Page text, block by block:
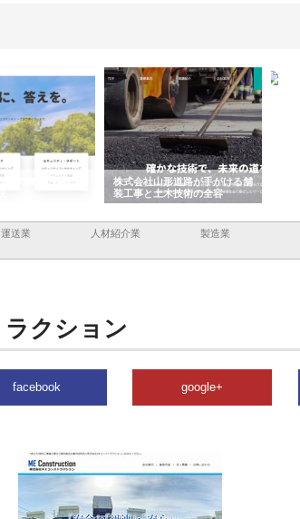
Ａの事業内容と強
株式会社山形道路が手がける舗
装工事と土木技術の全容
運送業 人材紹介業 製造業
クション
facebook google+